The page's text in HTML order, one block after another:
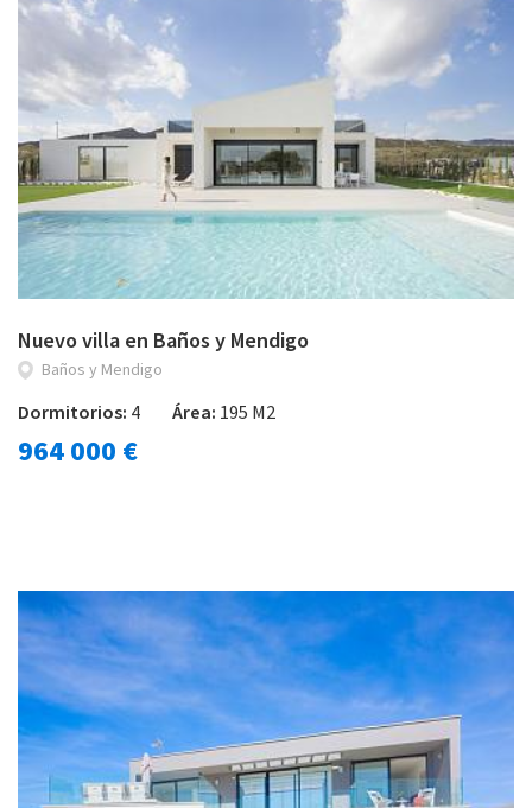
Nuevo villa en Baños y Mendigo
Baños y Mendigo
Dormitorios: 4 Área: 195 M2
964 000 €